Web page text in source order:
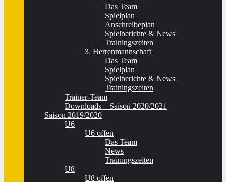
Das Team
Spielplan
Anschreibeplan
Spielberichte & News
Trainingszeiten
3. Herrenmannschaft
Das Team
Spielplan
Spielberichte & News
Trainingszeiten
Trainer-Team
Downloads – Saison 2020/2021
Saison 2019/2020
U6
U6 offen
Das Team
News
Trainingszeiten
U8
U8 offen